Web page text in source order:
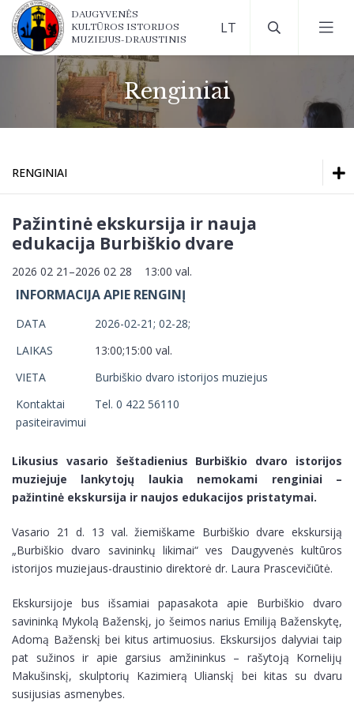
Renginiai
DAUGYVENĖS
KULTŪROS ISTORIJOS
MUZIEJUS-DRAUSTINIS
Renginiai
RENGINIAI
Renginiai
Virtualios parodos
Pažintinė ekskursija ir nauja
edukacija Burbiškio dvare
2026 02 21–2026 02 28 13:00 val.
INFORMACIJA APIE RENGINĮ
DATA
2026-02-21; 02-28;
LAIKAS
13:00;15:00 val.
VIETA
Burbiškio dvaro istorijos muziejus
Kontaktai
pasiteiravimui
Tel. 0 422 56110
Likusius vasario šeštadienius Burbiškio dvaro istorijos
muziejuje lankytojų laukia nemokami renginiai –
pažintinė ekskursija ir naujos edukacijos pristatymai.
Vasario 21 d. 13 val. žiemiškame Burbiškio dvare ekskursiją
„Burbiškio dvaro savininkų likimai“ ves Daugyvenės kultūros
istorijos muziejaus-draustinio direktorė dr. Laura Prascevičiūtė.
Ekskursijoje bus išsamiai papasakota apie Burbiškio dvaro
savininką Mykolą Baženskį, jo šeimos narius Emiliją Baženskytę,
Adomą Baženskį bei kitus artimuosius. Ekskursijos dalyviai taip
pat sužinos ir apie garsius amžininkus – rašytoją Kornelijų
Makušinskį, skulptorių Kazimierą Ulianskį bei kitas su dvaru
susijusias asmenybes.